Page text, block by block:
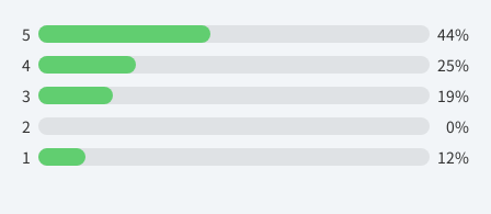
5
44%
4
25%
3
19%
2
0%
1
12%